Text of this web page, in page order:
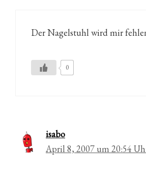
Der Nagelstuhl wird mir
0
isabo
April 8, 2007 um 20:54